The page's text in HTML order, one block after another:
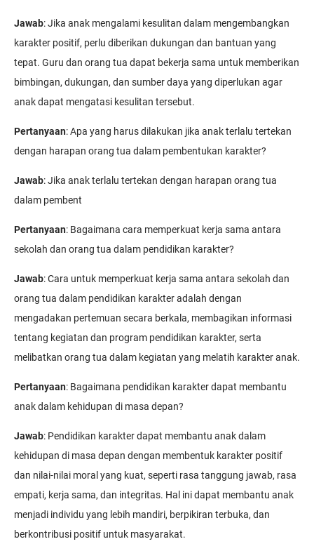
Jawab: Jika anak mengalami kesulitan dalam mengembangkan
karakter positif, perlu diberikan dukungan dan bantuan yang
tepat. Guru dan orang tua dapat bekerja sama untuk memberikan
bimbingan, dukungan, dan sumber daya yang diperlukan agar
anak dapat mengatasi kesulitan tersebut.
Pertanyaan: Apa yang harus dilakukan jika anak terlalu tertekan
dengan harapan orang tua dalam pembentukan karakter?
Jawab: Jika anak terlalu tertekan dengan harapan orang tua
dalam pembent
Pertanyaan: Bagaimana cara memperkuat kerja sama antara
sekolah dan orang tua dalam pendidikan karakter?
Jawab: Cara untuk memperkuat kerja sama antara sekolah dan
orang tua dalam pendidikan karakter adalah dengan
mengadakan pertemuan secara berkala, membagikan informasi
tentang kegiatan dan program pendidikan karakter, serta
melibatkan orang tua dalam kegiatan yang melatih karakter anak.
Pertanyaan: Bagaimana pendidikan karakter dapat membantu
anak dalam kehidupan di masa depan?
Jawab: Pendidikan karakter dapat membantu anak dalam
kehidupan di masa depan dengan membentuk karakter positif
dan nilai-nilai moral yang kuat, seperti rasa tanggung jawab, rasa
empati, kerja sama, dan integritas. Hal ini dapat membantu anak
menjadi individu yang lebih mandiri, berpikiran terbuka, dan
berkontribusi positif untuk masyarakat.